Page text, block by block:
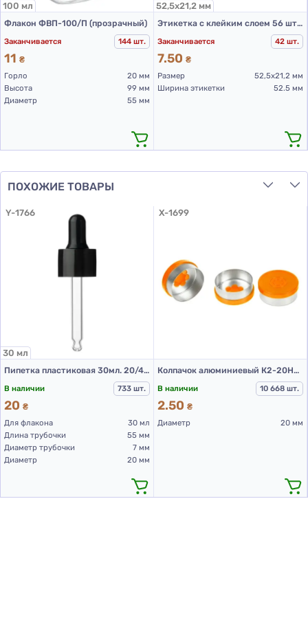
100 мл
Флакон ФВП-100/П (прозрачный)
Заканчивается
144 шт.
11 ₴
Горло
20 мм
Высота
99 мм
Диаметр
55 мм
52,5х21,2 мм
Этикетка с клейким слоем 56 шт. 52,5х21,2 мм (А4)
Заканчивается
42 шт.
7.50 ₴
Размер
52,5х21,2 мм
Ширина этикетки
52.5 мм
ПОХОЖИЕ ТОВАРЫ
Y-1766
30 мл
Пипетка пластиковая 30мл. 20/410 черная
В наличии
733 шт.
20 ₴
Для флакона
30 мл
Длина трубочки
55 мм
Диаметр трубочки
7 мм
Диаметр
20 мм
X-1699
Колпачок алюминиевый К2-20НП оранж.
В наличии
10 668 шт.
2.50 ₴
Диаметр
20 мм